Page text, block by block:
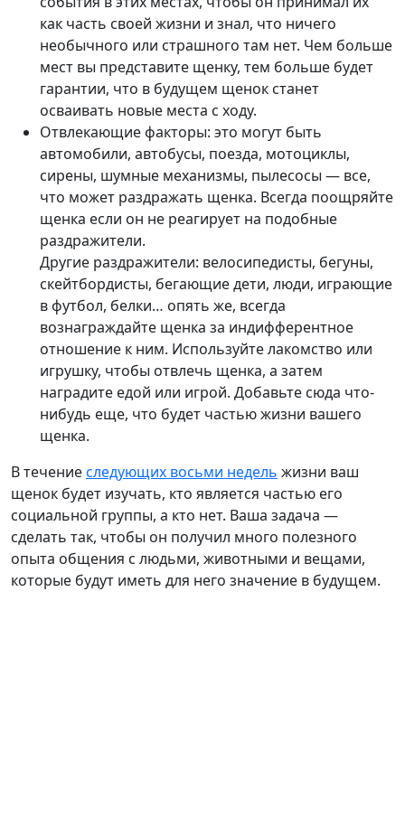
как часть своей жизни и знал, что ничего
необычного или страшного там нет. Чем больше
мест вы представите щенку, тем больше будет
гарантии, что в будущем щенок станет
осваивать новые места с ходу.
Отвлекающие факторы: это могут быть
автомобили, автобусы, поезда, мотоциклы,
сирены, шумные механизмы, пылесосы — все,
что может раздражать щенка. Всегда поощряйте
щенка если он не реагирует на подобные
раздражители.
Другие раздражители: велосипедисты, бегуны,
скейтбордисты, бегающие дети, люди, играющие
в футбол, белки… опять же, всегда
вознаграждайте щенка за индифферентное
отношение к ним. Используйте лакомство или
игрушку, чтобы отвлечь щенка, а затем
наградите едой или игрой. Добавьте сюда что-
нибудь еще, что будет частью жизни вашего
щенка.
В течениеследующих восьми недель жизни ваш
щенок будет изучать, кто является частью его
социальной группы, а кто нет. Ваша задача —
сделать так, чтобы он получил много полезного
опыта общения с людьми, животными и вещами,
которые будут иметь для него значение в будущем.